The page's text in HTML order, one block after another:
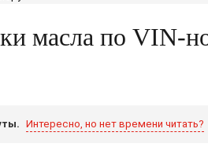
масла по VIN-
Интересно, но нет времени читать?